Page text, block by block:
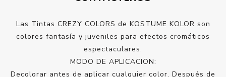
Las Tintas CREZY COLORS de KOSTUME KOLOR son
colores fantasía y juveniles para efectos cromáticos
espectaculares.
MODO DE APLICACION:
Decolorar antes de aplicar cualquier color. Después de